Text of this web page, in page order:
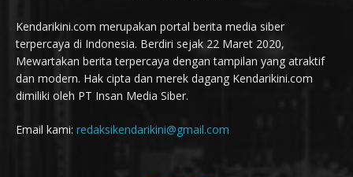
Kendarikini.com merupakan portal berita media siber
terpercaya di Indonesia. Berdiri sejak 22 Maret 2020,
Mewartakan berita terpercaya dengan tampilan yang atraktif
dan modern. Hak cipta dan merek dagang Kendarikini.com
dimiliki oleh PT Insan Media Siber.
Email kami: redaksikendarikini@gmail.com